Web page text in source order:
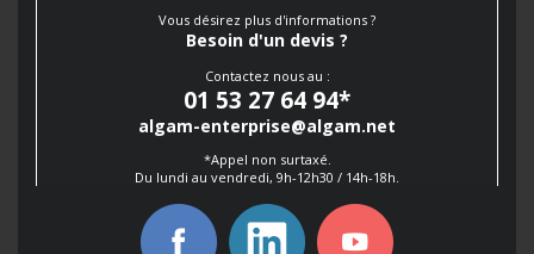
Vous désirez plus d'informations ?
Besoin d'un devis ?
Contactez nous au :
01 53 27 64 94*
algam-enterprise@algam.net
*Appel non surtaxé.
Du lundi au vendredi, 9h-12h30 / 14h-18h.